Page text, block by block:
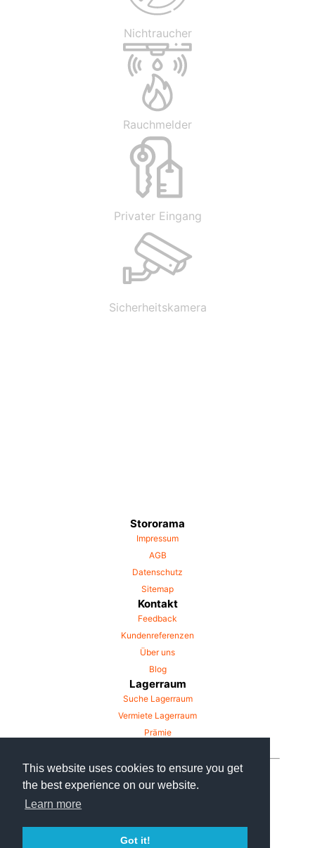
This website uses cookies to ensure you get
the best experience on our website.
Learn more
Got it!
Nichtraucher
Rauchmelder
Privater Eingang
Sicherheitskamera
Stororama
Impressum
AGB
Datenschutz
Sitemap
Kontakt
Feedback
Kundenreferenzen
Über uns
Blog
Lagerraum
Suche Lagerraum
Vermiete Lagerraum
Prämie
© Mind Hill UG 2019